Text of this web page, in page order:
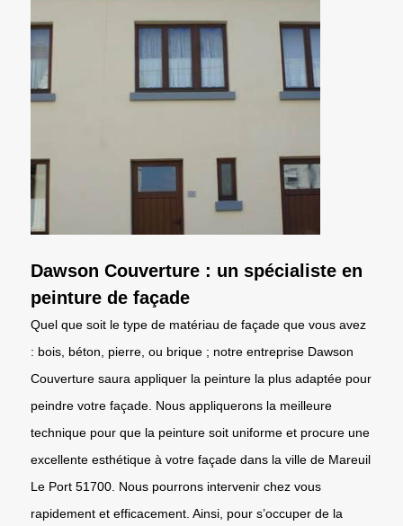
Dawson Couverture : un spécialiste en
peinture de façade
Quel que soit le type de matériau de façade que vous avez
: bois, béton, pierre, ou brique ; notre entreprise Dawson
Couverture saura appliquer la peinture la plus adaptée pour
peindre votre façade. Nous appliquerons la meilleure
technique pour que la peinture soit uniforme et procure une
excellente esthétique à votre façade dans la ville de Mareuil
Le Port 51700. Nous pourrons intervenir chez vous
rapidement et efficacement. Ainsi, pour s’occuper de la